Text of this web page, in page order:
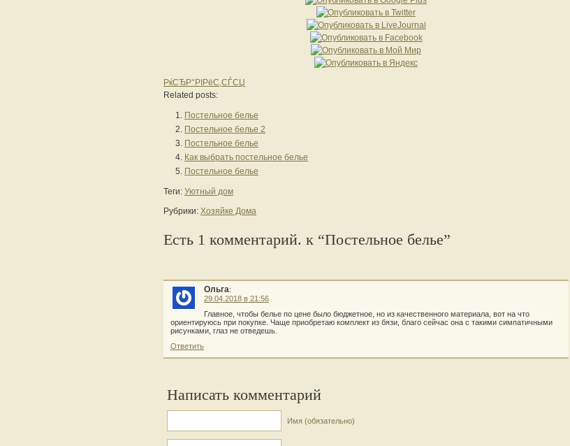
РќСЂР°РІРёС‚СЃСЏ
Related posts:
Постельное белье
Постельное белье 2
Постельное белье
Как выбрать постельное белье
Постельное белье
Теги: Уютный дом
Рубрики: Хозяйке Дома
Есть 1 комментарий. к “Постельное белье”
Ольга:
29.04.2018 в 21:56
Главное, чтобы белье по цене было бюджетное, но из качественного материала, вот на что
ориентируюсь при покупке. Чаще приобретаю комплект из бязи, благо сейчас она с такими симпатичными
рисунками, глаз не отведешь.
Ответить
Написать комментарий
Имя (обязательно)